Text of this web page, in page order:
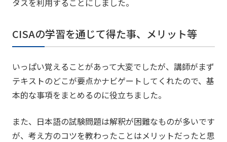
タスを利用することにしました。
CISAの学習を通じて得た事、メリット等
いっぱい覚えることがあって大変でしたが、講師がまず
テキストのどこが要点かナビゲートしてくれたので、基
本的な事項をまとめるのに役立ちました。
また、日本語の試験問題は解釈が困難なものが多いです
が、考え方のコツを教わったことはメリットだったと思